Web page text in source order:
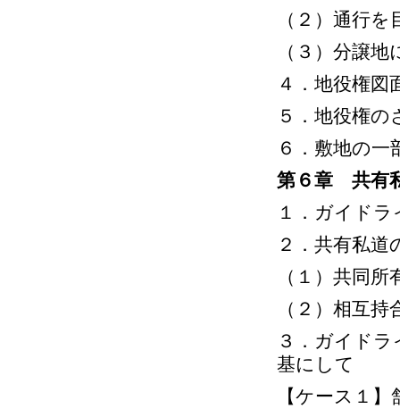
（２）通行
（３）分譲
４．地役権図
５．地役権
６．敷地の
第６章 共有
１．ガイド
２．共有私
（１）共同所
（２）相互持
３．ガイド
基にして
【ケース１